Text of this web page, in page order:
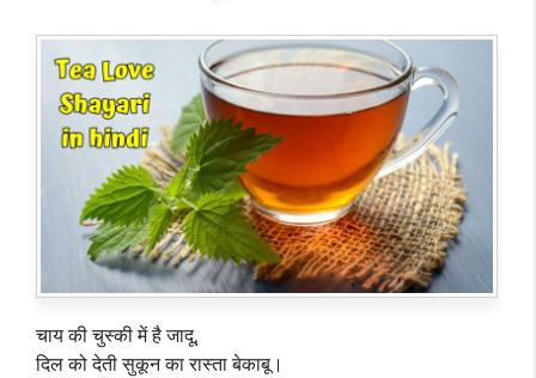
चाय की चुस्की में है जादू,
दिल को देती सुकून का रास्ता बेकाबू।